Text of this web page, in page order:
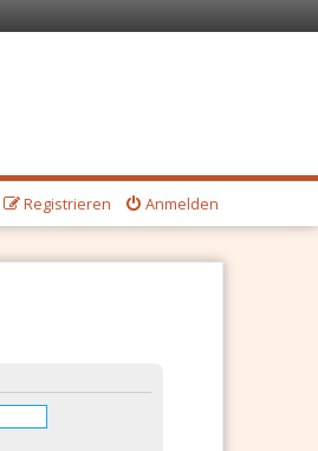
Anmelden
Registrieren